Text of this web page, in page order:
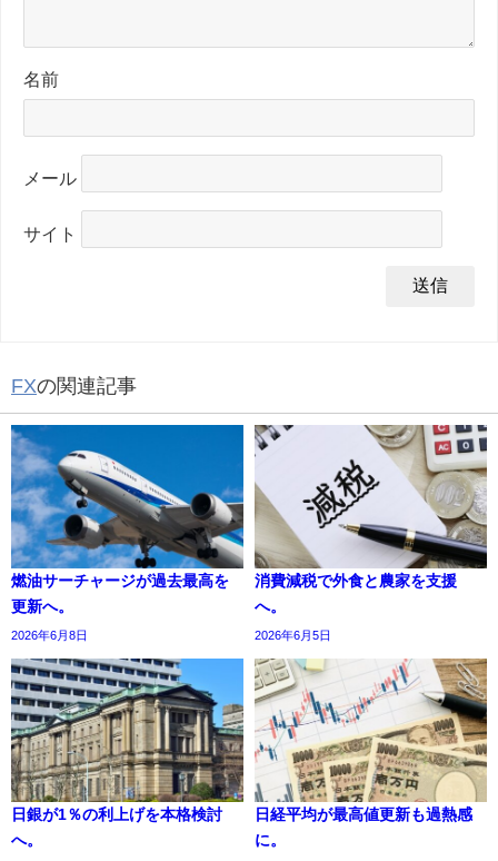
名前
メール
サイト
FXの関連記事
燃油サーチャージが過去最高を
更新へ。
2026年6月8日
消費減税で外食と農家を支援
へ。
2026年6月5日
日銀が1％の利上げを本格検討
へ。
日経平均が最高値更新も過熱感
に。